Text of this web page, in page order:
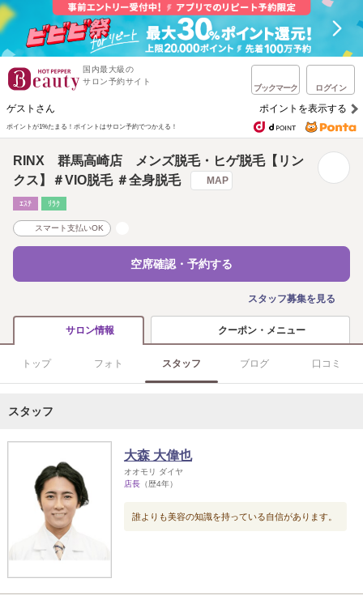
国内最大級の
サロン予約サイト
ブックマーク ログイン
ゲストさん ポイントを表示する
ポイントが1%たまる！ ポイントはサロン予約でつかえる！
RINX 群馬高崎店 メンズ脱毛・ヒゲ脱毛【リン
クス】＃VIO脱毛 ＃全身脱毛
MAP
ｴｽﾃ ﾘﾗｸ
スマート支払いOK
空席確認・予約する
スタッフ募集を見る
サロン情報 クーポン・メニュー
トップ フォト スタッフ ブログ 口コミ
スタッフ
大森 大偉也
オオモリ ダイヤ
店長 （歴4年）
誰よりも美容の知識を持っている自信があります。